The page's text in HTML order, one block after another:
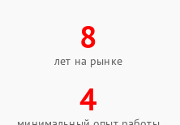
8
лет на рынке
4